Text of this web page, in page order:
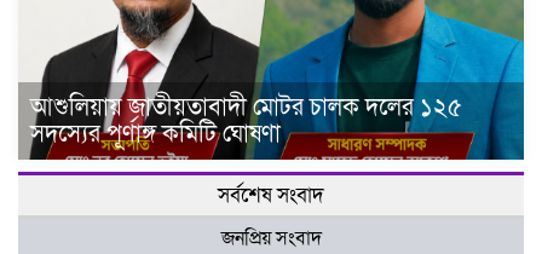
আশুলিয়ায় জাতীয়তাবাদী মোটর চালক দলের ১২৫
সদস্যের পূর্ণাঙ্গ কমিটি ঘোষণা
সর্বশেষ সংবাদ
জনপ্রিয় সংবাদ